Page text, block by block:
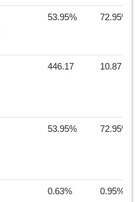
53.95% 72.95%
446.17 10.87
53.95% 72.95%
0.63% 0.95%